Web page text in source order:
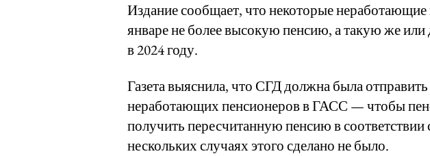
Издание сообщает, что некоторые
январе не более высокую пенсию, а такую же
в 2024 году.
Газета выяснила, что СГД должна была
неработающих пенсионеров в ГАСС — чтобы
получить пересчитанную пенсию в соответствии
нескольких случаях этого сделано не было.